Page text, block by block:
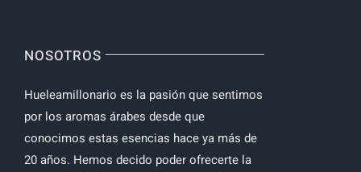
NOSOTROS
Hueleamillonario es la pasión que sentimos
por los aromas árabes desde que
conocimos estas esencias hace ya más de
20 años. Hemos decido poder ofrecerte la